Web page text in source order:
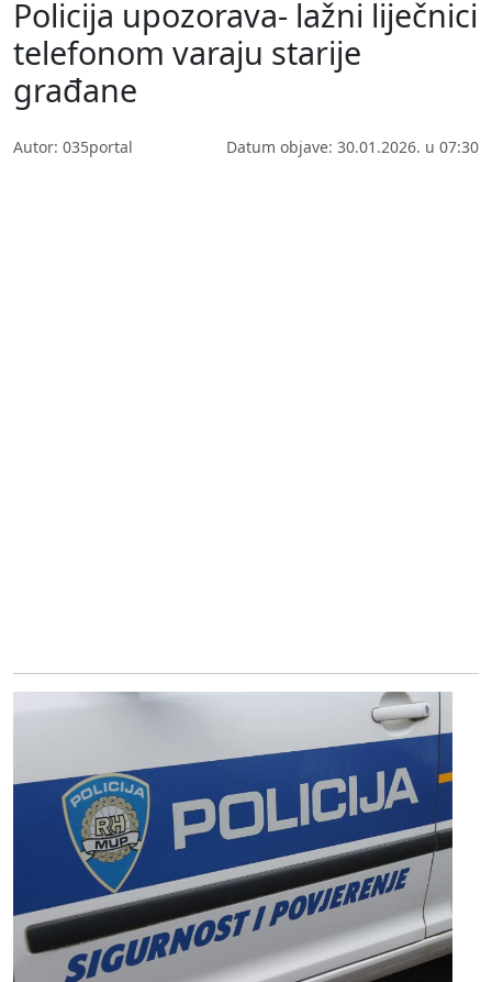
Policija upozorava- lažni liječnici
telefonom varaju starije
građane
Autor: 035portal Datum objave: 30.01.2026. u 07:30